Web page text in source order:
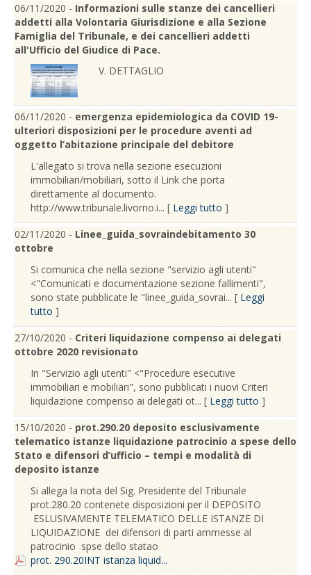
06/11/2020 - Informazioni sulle stanze dei cancellieri
addetti alla Volontaria Giurisdizione e alla Sezione
Famiglia del Tribunale, e dei cancellieri addetti
all'Ufficio del Giudice di Pace.
V. DETTAGLIO
06/11/2020 - emergenza epidemiologica da COVID 19-
ulteriori disposizioni per le procedure aventi ad
oggetto l’abitazione principale del debitore
L'allegato si trova nella sezione esecuzioni
immobiliari/mobiliari, sotto il Link che porta
direttamente al documento.
http://www.tribunale.livorno.i... [ Leggi tutto ]
02/11/2020 - Linee_guida_sovraindebitamento 30
ottobre
Si comunica che nella sezione "servizio agli utenti"
<"Comunicati e documentazione sezione fallimenti",
sono state pubblicate le "linee_guida_sovrai... [ Leggi
tutto ]
27/10/2020 - Criteri liquidazione compenso ai delegati
ottobre 2020 revisionato
In "Servizio agli utenti" <"Procedure esecutive
immobiliari e mobiliari", sono pubblicati i nuovi Criteri
liquidazione compenso ai delegati ot... [ Leggi tutto ]
15/10/2020 - prot.290.20 deposito esclusivamente
telematico istanze liquidazione patrocinio a spese dello
Stato e difensori d’ufficio – tempi e modalità di
deposito istanze
Si allega la nota del Sig. Presidente del Tribunale
prot.280.20 contenete disposizioni per il DEPOSITO
ESLUSIVAMENTE TELEMATICO DELLE ISTANZE DI
LIQUIDAZIONE dei difensori di parti ammesse al
patrocinio spse dello statao
prot. 290.20INT istanza liquid...